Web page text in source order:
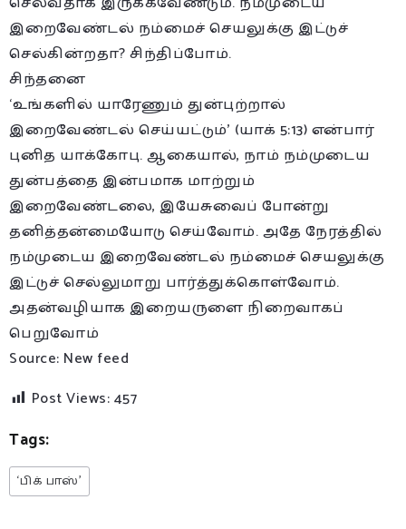
இறைவேண்டல் நம்மைச் செயலுக்கு இட்டுச்
செல்கின்றதா? சிந்திப்போம்.
சிந்தனை
‘உங்களில் யாரேணும் துன்புற்றால்
இறைவேண்டல் செய்யட்டும்’ (யாக் 5:13) என்பார்
புனித யாக்கோபு. ஆகையால், நாம் நம்முடைய
துன்பத்தை இன்பமாக மாற்றும்
இறைவேண்டலை, இயேசுவைப் போன்று
தனித்தன்மையோடு செய்வோம். அதே நேரத்தில்
நம்முடைய இறைவேண்டல் நம்மைச் செயலுக்கு
இட்டுச் செல்லுமாறு பார்த்துக்கொள்வோம்.
அதன்வழியாக இறையருளை நிறைவாகப்
பெறுவோம்
Source: New feed
Post Views:457
Tags:
‘பிக் பாஸ்’